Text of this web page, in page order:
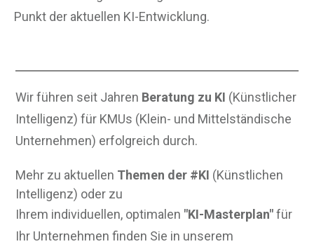
Punkt der aktuellen KI-Entwicklung.
Wir führen seit Jahren Beratung zu KI (Künstlicher
Intelligenz) für KMUs (Klein- und Mittelständische
Unternehmen) erfolgreich durch.
Mehr zu aktuellen Themen der #KI (Künstlichen
Intelligenz) oder zu
Ihrem individuellen, optimalen "KI-Masterplan"für
Ihr Unternehmen finden Sie in unserem